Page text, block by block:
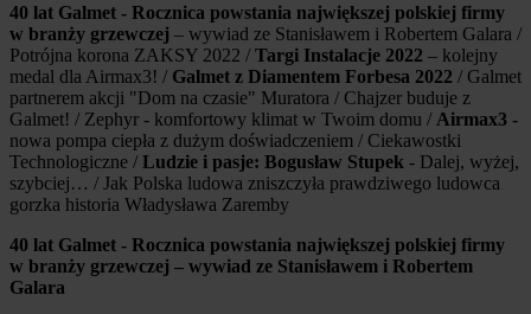
40 lat Galmet - Rocznica powstania największej polskiej firmy
w branży grzewczej – wywiad ze Stanisławem i Robertem Galara /
Potrójna korona ZAKSY 2022 / Targi Instalacje 2022 – kolejny
medal dla Airmax3! / Galmet z Diamentem Forbesa 2022 / Galmet
partnerem akcji "Dom na czasie" Muratora / Chajzer buduje z
Galmet! / Zephyr - komfortowy klimat w Twoim domu / Airmax3 -
nowa pompa ciepła z dużym doświadczeniem / Ciekawostki
Technologiczne / Ludzie i pasje: Bogusław Stupek - Dalej, wyżej,
szybciej… / Jak Polska ludowa zniszczyła prawdziwego ludowca
gorzka historia Władysława Zaremby
40 lat Galmet - Rocznica powstania największej polskiej firmy
w branży grzewczej – wywiad ze Stanisławem i Robertem
Galara